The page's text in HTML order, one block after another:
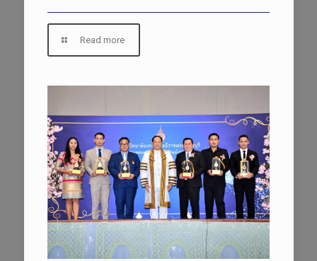
Read more